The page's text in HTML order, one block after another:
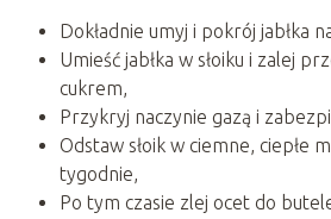
Dokładnie umyj i pokrój jabłka
Umieść jabłka w słoiku i zalej
cukrem,
Przykryj naczynie gazą i
Odstaw słoik w ciemne, ciepłe
tygodnie,
Po tym czasie zlej ocet do